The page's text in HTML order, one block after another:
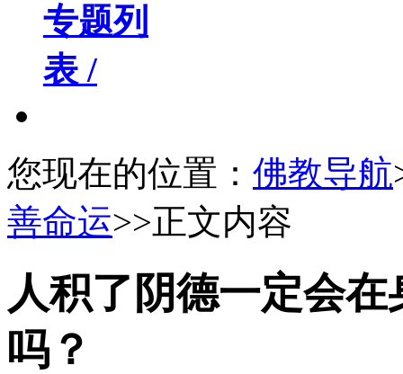
专题列
表 /
您现在的位置： 佛教导航
善命运>>正文内容
人积了阴德一定会
吗？